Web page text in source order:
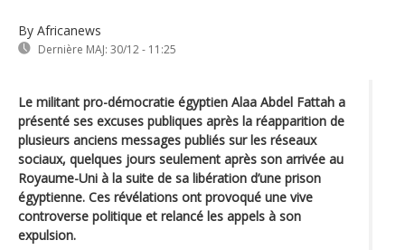
By Africanews
Dernière MAJ: 30/12 - 11:25
Le militant pro-démocratie égyptien Alaa Abdel Fattah a
présenté ses excuses publiques après la réapparition de
plusieurs anciens messages publiés sur les réseaux
sociaux, quelques jours seulement après son arrivée au
Royaume-Uni à la suite de sa libération d’une prison
égyptienne. Ces révélations ont provoqué une vive
controverse politique et relancé les appels à son
expulsion.